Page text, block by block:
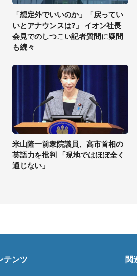
「想定外でいいのか」「戻ってい
いとアナウンスは?」 イオン社長
会見でのしつこい記者質問に疑問
も続々
米山隆一前衆院議員、高市首相の
英語力を批判 「現地ではほぼ全く
通じない」
テンツ 関